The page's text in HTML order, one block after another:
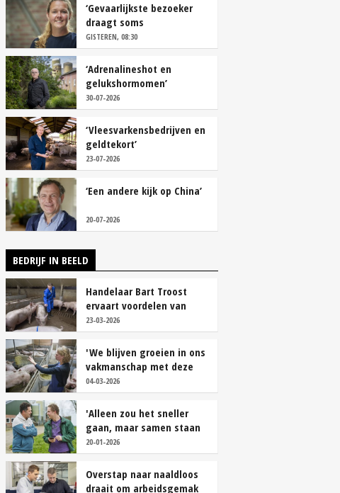
‘Gevaarlijkste bezoeker
draagt soms
overschoenen’
GISTEREN, 08:30
‘Adrenalineshot en
gelukshormomen’
30-07-2026
‘Vleesvarkensbedrijven en
geldtekort’
23-07-2026
‘Een andere kijk op China’
20-07-2026
BEDRIJF IN BEELD
Handelaar Bart Troost
ervaart voordelen van
coöperatieve voerfusie
23-03-2026
'We blijven groeien in ons
vakmanschap met deze
teamaanpak'
04-03-2026
'Alleen zou het sneller
gaan, maar samen staan
we stukken sterker'
20-01-2026
Overstap naar naaldloos
draait om arbeidsgemak